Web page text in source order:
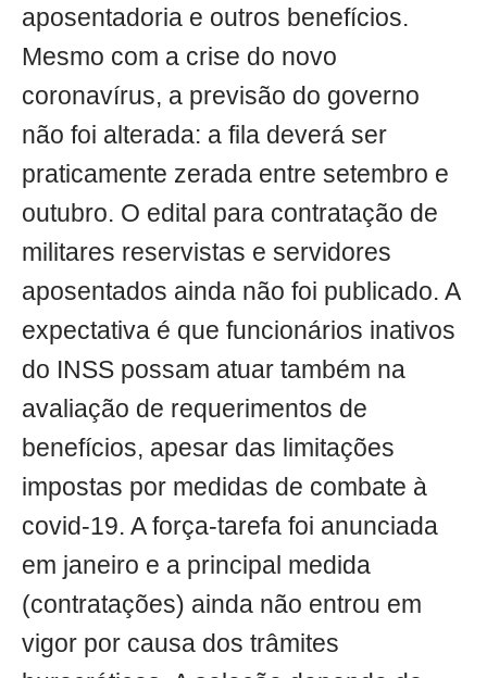
aposentadoria e outros benefícios.
Mesmo com a crise do novo
coronavírus, a previsão do governo
não foi alterada: a fila deverá ser
praticamente zerada entre setembro e
outubro. O edital para contratação de
militares reservistas e servidores
aposentados ainda não foi publicado. A
expectativa é que funcionários inativos
do INSS possam atuar também na
avaliação de requerimentos de
benefícios, apesar das limitações
impostas por medidas de combate à
covid-19. A força-tarefa foi anunciada
em janeiro e a principal medida
(contratações) ainda não entrou em
vigor por causa dos trâmites